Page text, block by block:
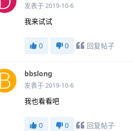
发表于 2019-10-6
我来试试
0 0 回复帖子
bbslong
发表于 2019-10-6
我也看看吧
0 0 回复帖子